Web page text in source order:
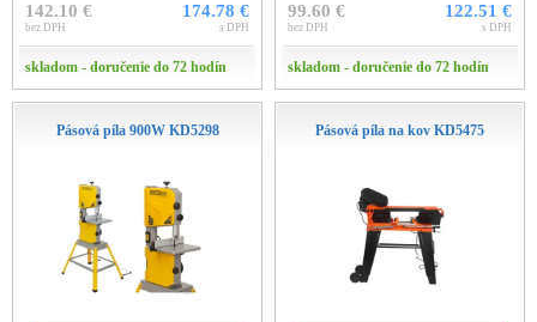
142.10 €
bez DPH
174.78 €
s DPH
skladom - doručenie do 72 hodín
99.60 €
bez DPH
122.51 €
s DPH
skladom - doručenie do 72 hodín
Pásová píla 900W KD5298 Pásová píla na kov KD5475